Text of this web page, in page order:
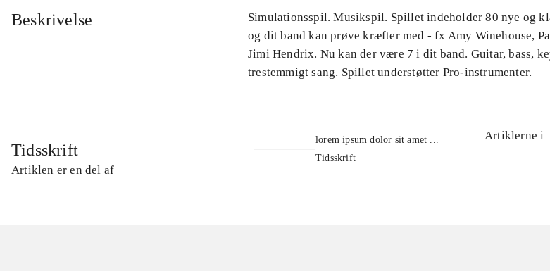
Beskrivelse
Simulationsspil. Musikspil. Spillet indeholder 80 nye og
og dit band kan prøve kræfter med - fx Amy Winehouse,
Jimi Hendrix. Nu kan der være 7 i dit band. Guitar, bass,
trestemmigt sang. Spillet understøtter Pro-instrumenter.
Tidsskrift
Artiklen er en del af
lorem ipsum dolor sit amet ...
Tidsskrift
Artiklerne i